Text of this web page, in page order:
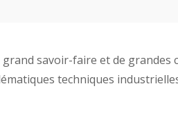
savoir-faire et de grandes
techniques